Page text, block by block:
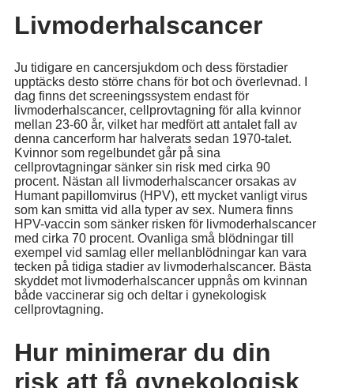
Livmoderhalscancer
Ju tidigare en cancersjukdom och dess förstadier
upptäcks desto större chans för bot och överlevnad. I
dag finns det screeningssystem endast för
livmoderhalscancer, cellprovtagning för alla kvinnor
mellan 23-60 år, vilket har medfört att antalet fall av
denna cancerform har halverats sedan 1970-talet.
Kvinnor som regelbundet går på sina
cellprovtagningar sänker sin risk med cirka 90
procent. Nästan all livmoderhalscancer orsakas av
Humant papillomvirus (HPV), ett mycket vanligt virus
som kan smitta vid alla typer av sex. Numera finns
HPV-vaccin som sänker risken för livmoderhalscancer
med cirka 70 procent. Ovanliga små blödningar till
exempel vid samlag eller mellanblödningar kan vara
tecken på tidiga stadier av livmoderhalscancer. Bästa
skyddet mot livmoderhalscancer uppnås om kvinnan
både vaccinerar sig och deltar i gynekologisk
cellprovtagning.
Hur minimerar du din
risk att få gynekologisk